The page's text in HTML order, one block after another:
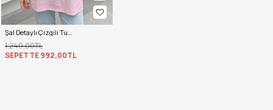
Şal Detaylı Çizgili Tunik Y0153 - AÇIK PEMBE
1.240,00TL
SEPETTE992,00TL